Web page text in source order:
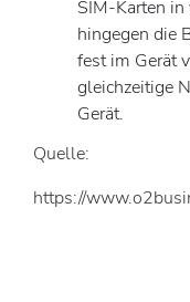
SIM-Karten in
hingegen die
fest im Gerät
gleichzeitige
Gerät.
Quelle:
https://